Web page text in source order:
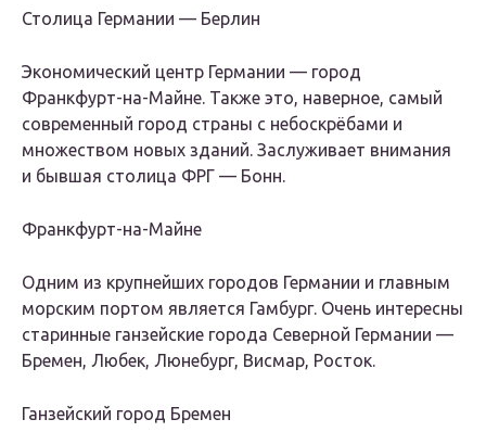
Столица Германии — Берлин
Экономический центр Германии — город
Франкфурт-на-Майне. Также это, наверное, самый
современный город страны с небоскрёбами и
множеством новых зданий. Заслуживает внимания
и бывшая столица ФРГ — Бонн.
Франкфурт-на-Майне
Одним из крупнейших городов Германии и главным
морским портом является Гамбург. Очень интересны
старинные ганзейские города Северной Германии —
Бремен, Любек, Люнебург, Висмар, Росток.
Ганзейский город Бремен